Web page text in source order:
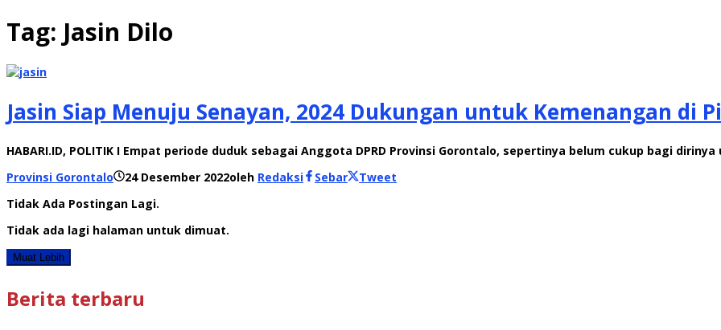
Tag: Jasin Dilo
Jasin Siap Menuju Senayan, 2024 Dukungan untuk Kemenangan di
HABARI.ID, POLITIK I Empat periode duduk sebagai Anggota DPRD Provinsi Gorontalo, sepertinya belum cukup bagi
Provinsi Gorontalo
24 Desember 2022oleh Redaksi Sebar
Tweet
Tidak Ada Postingan Lagi.
Tidak ada lagi halaman untuk dimuat.
Muat Lebih
Berita terbaru